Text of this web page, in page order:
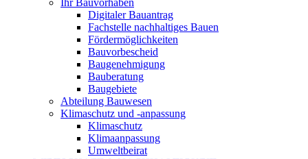
Ihr Bauvorhaben
Digitaler Bauantrag
Fachstelle nachhaltiges Bauen
Fördermöglichkeiten
Bauvorbescheid
Baugenehmigung
Bauberatung
Baugebiete
Abteilung Bauwesen
Klimaschutz und -anpassung
Klimaschutz
Klimaanpassung
Umweltbeirat